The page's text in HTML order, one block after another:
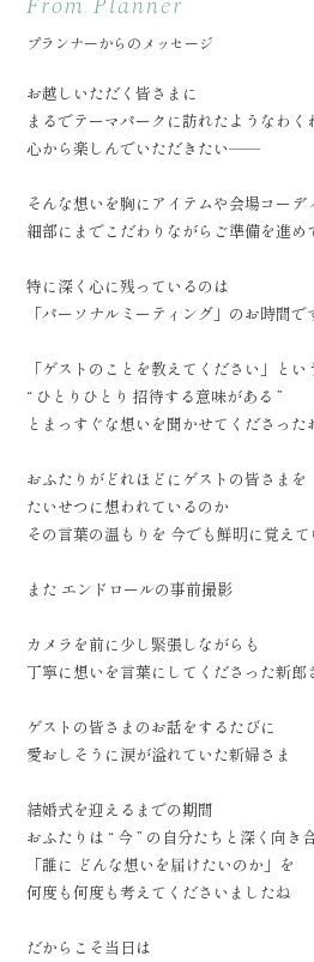
プランナーからのメッセージ
お越しいただく皆さまに
まるでテーマパークに訪れたようなわ
心から楽しんでいただきたい——
そんな想いを胸にアイテムや会場コーデ
細部にまでこだわりながらご準備を進め
特に深く心に残っているのは
「パーソナルミーティング」のお時間で
「ゲストのことを教えてください」と
“ ひとりひとり 招待する意味がある ”
とまっすぐな想いを聞かせてくださった
おふたりがどれほどにゲストの皆さまを
たいせつに想われているのか
その言葉の温もりを 今でも鮮明に覚え
また エンドロールの事前撮影
カメラを前に少し緊張しながらも
丁寧に想いを言葉にしてくださった新郎
ゲストの皆さまのお話をするたびに
愛おしそうに涙が溢れていた新婦さま
結婚式を迎えるまでの期間
おふたりは “ 今 ” の自分たちと深く向き
「誰に どんな想いを届けたいのか」を
何度も何度も考えてくださいましたね
だからこそ当日は